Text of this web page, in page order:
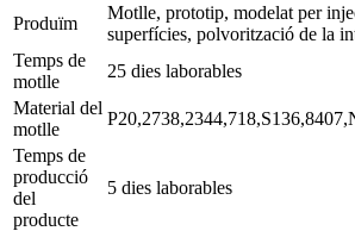
Produïm
Motlle, prototip, modelat per
superfícies, polvorització de la
Temps de
motlle
25 dies laborables
Material del
motlle
Temps de
producció
del
producte
5 dies laborables